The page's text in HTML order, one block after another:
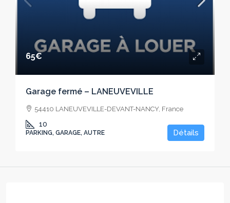
65€
Garage fermé – LANEUVEVILLE
54410 LANEUVEVILLE-DEVANT-NANCY, France
10
PARKING, GARAGE, AUTRE Détails